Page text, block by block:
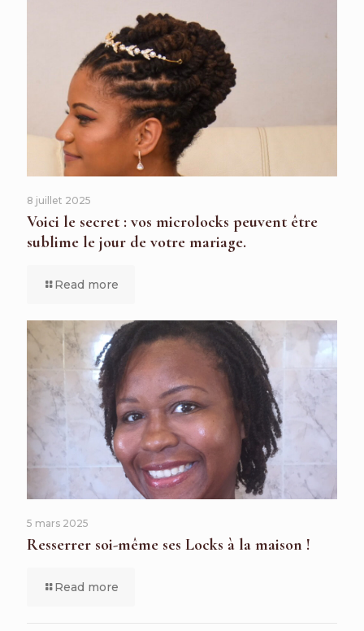
8 juillet 2025
Voici le secret : vos microlocks peuvent être
sublime le jour de votre mariage.
Read more
5 mars 2025
Resserrer soi-même ses Locks à la maison !
Read more